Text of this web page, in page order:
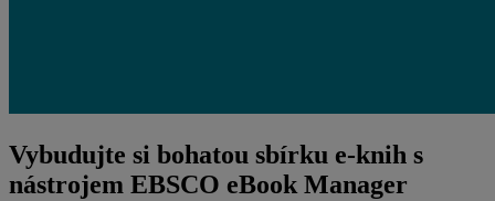
Vybudujte si bohatou sbírku e-knih s
nástrojem EBSCO eBook Manager